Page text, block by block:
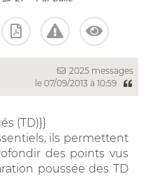
2025 messages
le 07/09/2013 à 10:59
(TD)}}
ils permettent
des points vus
poussée des TD